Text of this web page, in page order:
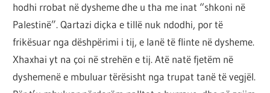
hodhi rrobat në dysheme dhe u tha me inat “shkoni në
Palestinë”. Qartazi diçka e tillë nuk ndodhi, por të
frikësuar nga dëshpërimi i tij, e lanë të flinte në dysheme.
Xhaxhai yt na çoi në strehën e tij. Atë natë fjetëm në
dyshemenë e mbuluar tërësisht nga trupat tanë të vegjël.